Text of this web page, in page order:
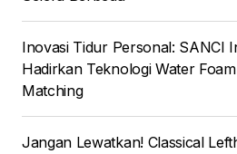
Inovasi Tidur Personal: SANCI
Hadirkan Teknologi Water
Matching
Jangan Lewatkan! Classical